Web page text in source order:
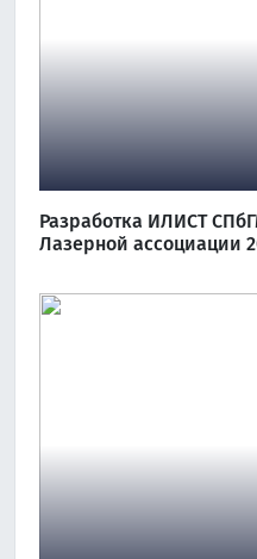
Разработка ИЛИСТ
Лазерной ассоциации